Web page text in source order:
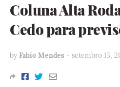
Coluna Alta
Cedo para
by Fabio Mendes - setembro 13,